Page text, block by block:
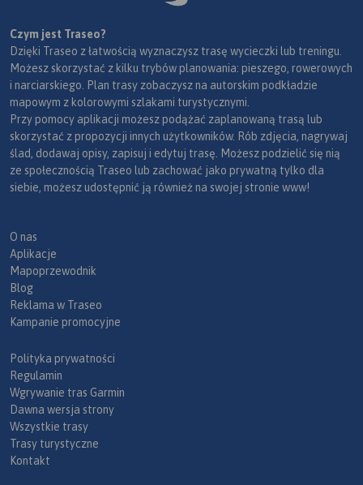
Czym jest Traseo?
Dzięki Traseo z łatwością wyznaczysz trasę wycieczki lub treningu.
Możesz skorzystać z kilku trybów planowania: pieszego, rowerowych
i narciarskiego. Plan trasy zobaczysz na autorskim podkładzie
mapowym z kolorowymi szlakami turystycznymi.
Przy pomocy aplikacji możesz podążać zaplanowaną trasą lub
skorzystać z propozycji innych użytkowników. Rób zdjęcia, nagrywaj
ślad, dodawaj opisy, zapisuj i edytuj trasę. Możesz podzielić się nią
ze społecznością Traseo lub zachować jako prywatną tylko dla
siebie, możesz udostępnić ją również na swojej stronie www!
O nas
Aplikacje
Mapoprzewodnik
Blog
Reklama w Traseo
Kampanie promocyjne
Polityka prywatności
Regulamin
Wgrywanie tras Garmin
Dawna wersja strony
Wszystkie trasy
Trasy turystyczne
Kontakt